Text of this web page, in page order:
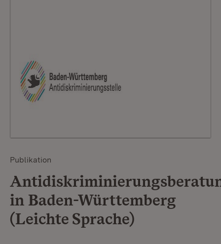
Publikation
in Baden-Württemberg
(Leichte Sprache)